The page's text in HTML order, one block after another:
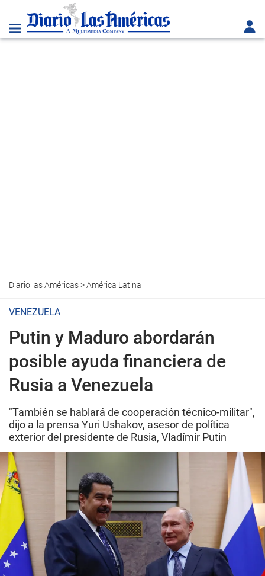
Diario las Américas>América Latina
VENEZUELA
Putin y Maduro abordarán
posible ayuda financiera de
Rusia a Venezuela
"También se hablará de cooperación técnico-militar",
dijo a la prensa Yuri Ushakov, asesor de política
exterior del presidente de Rusia, Vladímir Putin